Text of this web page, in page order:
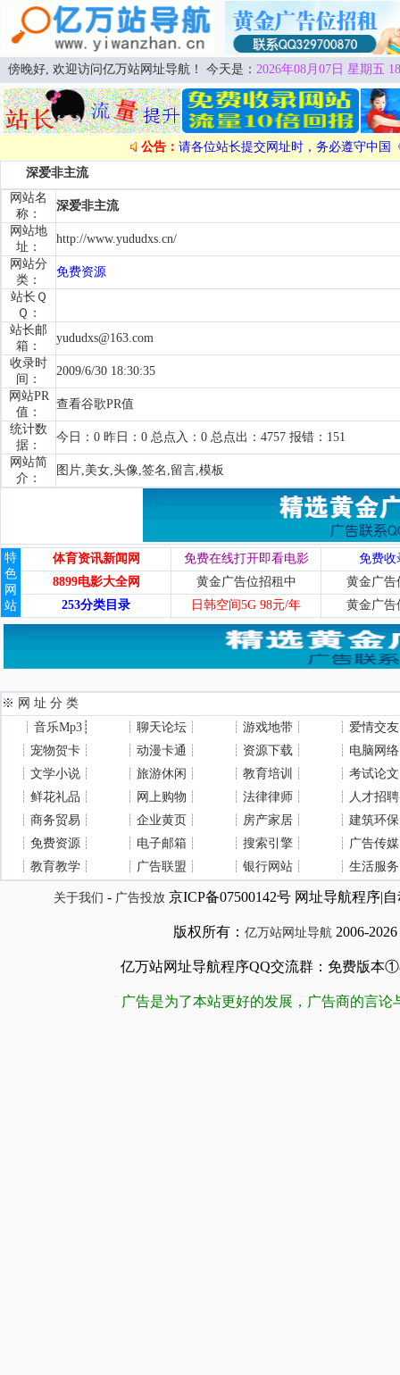
傍晚好, 欢迎访问亿万站网址导航！ 今天是： 2026年08月07日 星期五
公告： 请各位站长提交网址时，务必遵守中国
深爱非主流
网站名
称：
深爱非主流
网站地
址：
http://www.yududxs.cn/
网站分
类：
免费资源
站长Ｑ
Ｑ：
站长邮
箱：
yududxs@163.com
收录时
间：
2009/6/30 18:30:35
网站PR
值：
查看谷歌PR值
统计数
据：
今日：0 昨日：0 总点入：0 总点出：4757 报错：151
网站简
介：
图片,美女,头像,签名,留言,模板
特
色
网
站
体育资讯新闻网 免费在线打开即看电影
免费收
8899电影大全网
黄金广告位招租中
黄金广告
253分类目录
日韩空间5G 98元/年 黄金广告
※ 网 址 分 类
┊ 音乐Mp3 ┊ ┊ 聊天论坛 ┊ ┊ 游戏地带 ┊ ┊ 爱情交友
┊ 宠物贺卡 ┊ ┊ 动漫卡通 ┊ ┊ 资源下载 ┊ ┊ 电脑网络
┊ 文学小说 ┊ ┊ 旅游休闲 ┊ ┊ 教育培训 ┊ ┊ 考试论文
┊ 鲜花礼品 ┊ ┊ 网上购物 ┊ ┊ 法律律师 ┊ ┊ 人才招聘
┊ 商务贸易 ┊ ┊ 企业黄页 ┊ ┊ 房产家居 ┊ ┊ 建筑环保
┊ 免费资源 ┊ ┊ 电子邮箱 ┊ ┊ 搜索引擎 ┊ ┊ 广告传媒
┊ 教育教学 ┊ ┊ 广告联盟 ┊ ┊ 银行网站 ┊ ┊ 生活服务
关于我们 - 广告投放京ICP备07500142号 网址导航程序|
版权所有： 亿万站网址导航 2006-2026
亿万站网址导航程序QQ交流群：免费版本
广告是为了本站更好的发展，广告商的言